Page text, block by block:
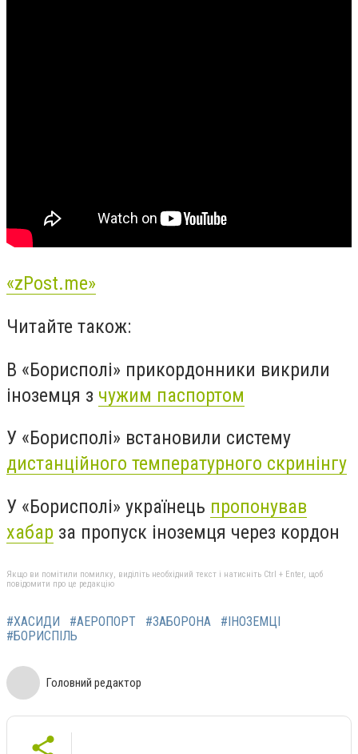
«zPost.me»
Читайте також:
В «Борисполі» прикордонники викрили
іноземця з чужим паспортом
У «Борисполі» встановили систему
дистанційного температурного скринінгу
У «Борисполі» українець пропонував
хабар за пропуск іноземця через кордон
Якщо ви помітили помилку, виділіть необхідний текст і натисніть Ctrl + Enter, щоб
повідомити про це редакцію
#ХАСИДИ #АЕРОПОРТ #ЗАБОРОНА
#ІНОЗЕМЦІ
#БОРИСПІЛЬ
Головний редактор